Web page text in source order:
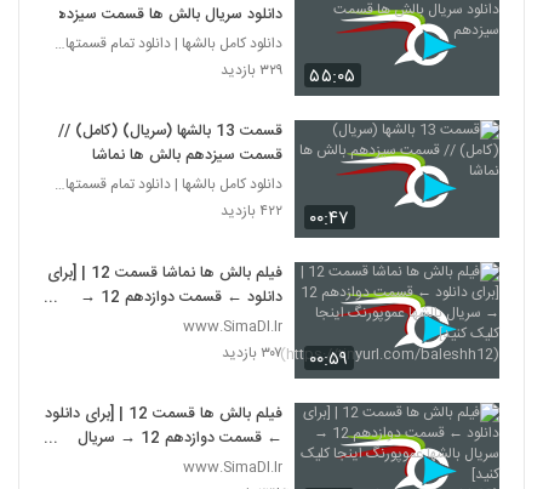
۵۵:۰۵
دانلود سریال بالش ها قسمت سیزدهم
دانلود کامل بالشها | دانلود تمام قسمتهای سریال بال
۳۲۹ بازدید
۰۰:۴۷
قسمت 13 بالشها (سریال) (کامل) //
قسمت سیزدهم بالش ها نماشا
دانلود کامل بالشها | دانلود تمام قسمتهای سریال بال
۴۲۲ بازدید
۰۰:۵۹
فیلم بالش ها نماشا قسمت 12 | [برای
دانلود ← قسمت دوازدهم 12 →
سریال بالشها عموپورنگ اینجا کلیک
کنید]
(https://tinyurl.com/baleshh1
www.SimaDl.Ir
۳۰۷ بازدید
فیلم بالش ها قسمت 12 | [برای دانلود
← قسمت دوازدهم 12 → سریال
بالشها عموپورنگ اینجا کلیک کنید]
www.SimaDl.Ir